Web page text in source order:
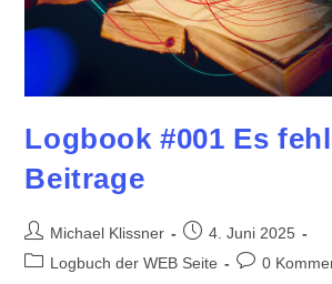
Logbook #001 Es
Beitrage
Beitrags-
Autor:
Michael Klissner
Beitrag
veröffentlicht:
4. Juni 2025
Beitrags-
Logbuch der WEB Seite
Beitrags-
0